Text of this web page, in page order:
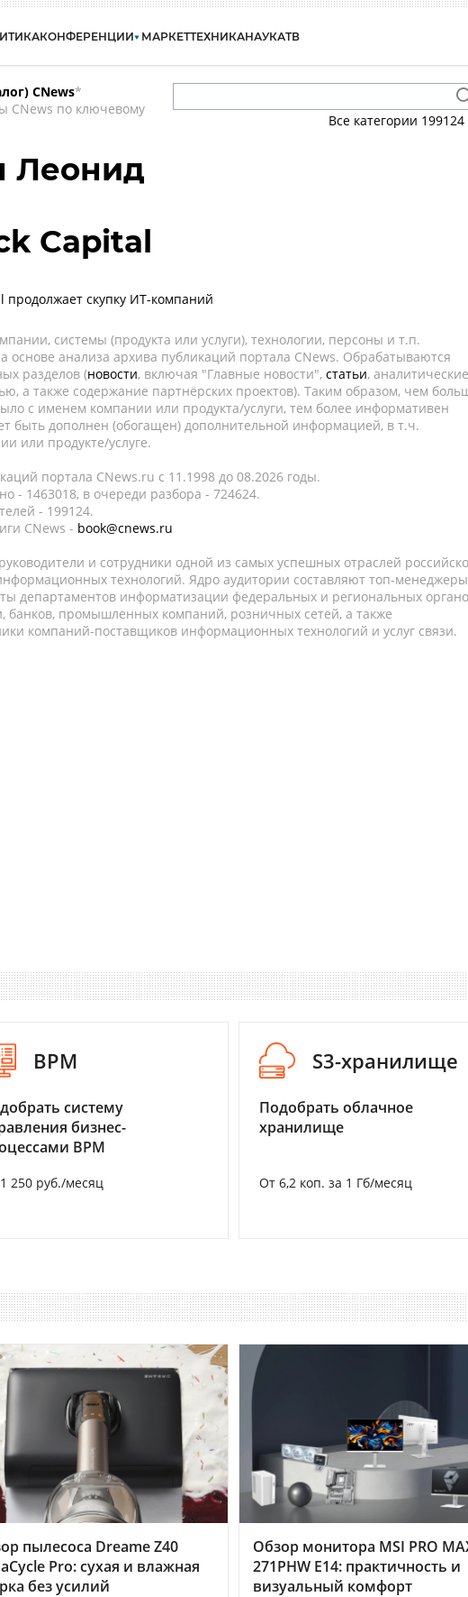
КОНФЕРЕНЦИИ МАРКЕТТЕХНИКАНАУКАТВ
CNews*
CNews по ключевому
Все категории 199124
Леонид
Capital
продолжает скупку ИТ-компаний
системы (продукта или услуги), технологии, персоны и т.п.
основе анализа архива публикаций портала CNews. Обрабатываются
разделов (новости, включая "Главные новости", статьи, аналитические
а также содержание партнёрских проектов). Таким образом, чем
с именем компании или продукта/услуги, тем более информативен
быть дополнен (обогащен) дополнительной информацией, в т.ч.
или продукте/услуге.
портала CNews.ru c 11.1998 до 08.2026 годы.
- 1463018, в очереди разбора - 724624.
- 199124.
CNews - book@cnews.ru
и сотрудники одной из самых успешных отраслей
технологий. Ядро аудитории составляют топ-
департаментов информатизации федеральных и региональных
банков, промышленных компаний, розничных сетей, а также
компаний-поставщиков информационных технологий и услуг связи.
BPM
систему
бизнес-
BPM
250 руб./месяц
S3-хранилище
Подобрать облачное
хранилище
От 6,2 коп. за 1 Гб/месяц
пылесоса Dreame Z40
Pro: сухая и влажная
без усилий
Обзор монитора MSI PRO
271PHW E14: практичность и
визуальный комфорт